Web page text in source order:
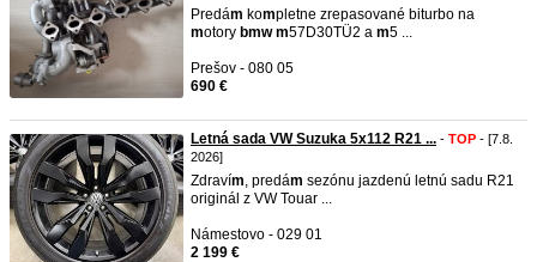
Predám kompletne zrepasované biturbo na
motory bmw m57D30TÜ2 a m5 ...
Prešov - 080 05
690 €
Letná sada VW Suzuka 5x112 R21 ... - TOP - [7.8.
2026]
Zdravím, predám sezónu jazdenú letnú sadu R21
originál z VW Touar ...
Námestovo - 029 01
2 199 €